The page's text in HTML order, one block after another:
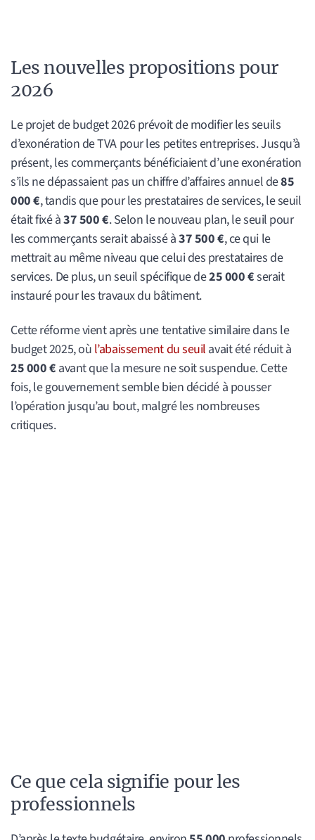
Les nouvelles propositions pour
2026
Le projet de budget 2026 prévoit de modifier les seuils
d’exonération de TVA pour les petites entreprises. Jusqu’à
présent, les commerçants bénéficiaient d’une exonération
s’ils ne dépassaient pas un chiffre d’affaires annuel de85
000 €, tandis que pour les prestataires de services, le seuil
était fixé à37 500 €. Selon le nouveau plan, le seuil pour
les commerçants serait abaissé à37 500 €, ce qui le
mettrait au même niveau que celui des prestataires de
services. De plus, un seuil spécifique de25 000 €serait
instauré pour les travaux du bâtiment.
Cette réforme vient après une tentative similaire dans le
budget 2025, où l’abaissement du seuil avait été réduit à
25 000 € avant que la mesure ne soit suspendue. Cette
fois, le gouvernement semble bien décidé à pousser
l’opération jusqu’au bout, malgré les nombreuses
critiques.
Ce que cela signifie pour les
professionnels